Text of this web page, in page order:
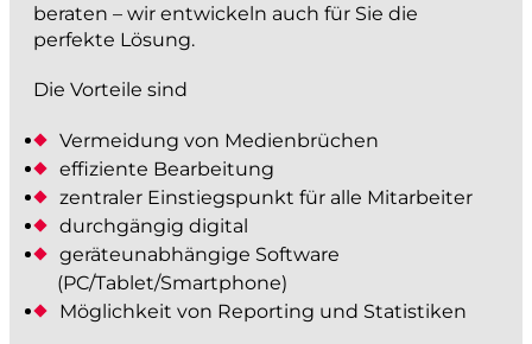
messen und dokumentieren
Bau- und Ingenieurvermessung
Monitoring
Architektur- und Objektvermessung
Beweissicherung
Werkinformationen
beraten – wir entwickeln auch für Sie die
perfekte Lösung.
Die Vorteile sind
Vermeidung von Medienbrüchen
effiziente Bearbeitung
zentraler Einstiegspunkt für alle Mitarbeiter
durchgängig digital
geräteunabhängige Software
(PC/Tablet/Smartphone)
Möglichkeit von Reporting und Statistiken